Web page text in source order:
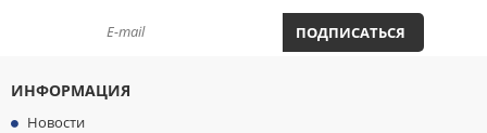
ПОДПИСАТЬСЯ
ИНФОРМАЦИЯ
Новости